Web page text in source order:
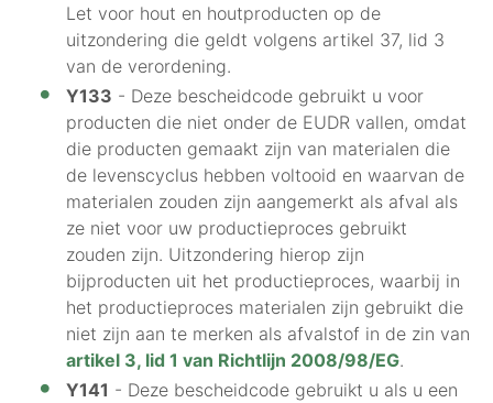
Let voor hout en houtproducten op de
uitzondering die geldt volgens artikel 37, lid 3
van de verordening.
Y133 - Deze bescheidcode gebruikt u voor
producten die niet onder de EUDR vallen, omdat
die producten gemaakt zijn van materialen die
de levenscyclus hebben voltooid en waarvan de
materialen zouden zijn aangemerkt als afval als
ze niet voor uw productieproces gebruikt
zouden zijn. Uitzondering hierop zijn
bijproducten uit het productieproces, waarbij in
het productieproces materialen zijn gebruikt die
niet zijn aan te merken als afvalstof in de zin van
artikel 3, lid 1 van Richtlijn 2008/98/EG.
Y141 - Deze bescheidcode gebruikt u als u een